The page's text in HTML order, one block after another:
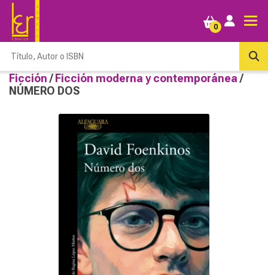
0
Ficción / Ficción moderna y contemporánea /
NÚMERO DOS